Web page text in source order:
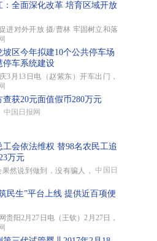
：全面深化改革 培育区域开放
进对外开放 摄/曹林 牢固树立和落
坡区今年拟建10个公共停车场
停车系统建设
3月13日电（赵紫东）开车出门，
查获20元面值假币280万元
中国日报网
工会依法维权 替98名农民工追
万元
果然说到做到，没有骗人，中国日
民生”平台上线 提供近百项便
阳2月27日电（王钦）2月27日，